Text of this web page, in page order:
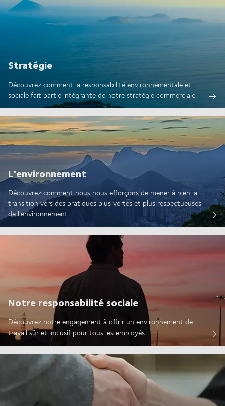
Stratégie
Découvrez comment la responsabilité environnementale et
sociale fait partie intégrante de notre stratégie commerciale.
L'environnement
Découvrez comment nous nous efforçons de mener à bien la
transition vers des pratiques plus vertes et plus respectueuses
de l'environnement.
Notre responsabilité sociale
Découvrez notre engagement à offrir un environnement de
travail sûr et inclusif pour tous les employés.